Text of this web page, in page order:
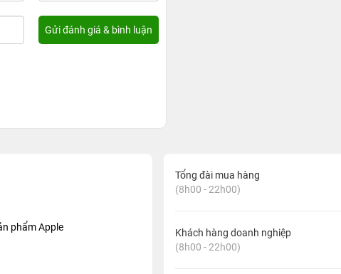
phẩm Apple
Tổng đài mua hàng
(8h00 - 22h00)
Khách hàng doanh nghiệp
(8h00 - 22h00)